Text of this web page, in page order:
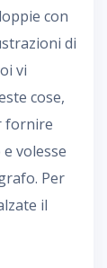
con
di
vi
cose,
fornire
volesse
Per
il